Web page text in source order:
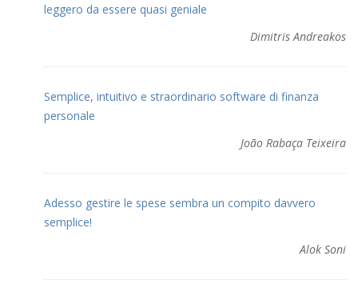
leggero da essere quasi geniale
Dimitris Andreakos
Semplice, intuitivo e straordinario software di finanza
personale
João Rabaça Teixeira
Adesso gestire le spese sembra un compito davvero
semplice!
Alok Soni